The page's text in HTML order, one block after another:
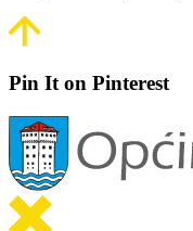
Pin It on Pinterest